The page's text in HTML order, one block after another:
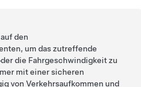
den
um das zutreffende
die Fahrgeschwindigkeit zu
mit einer sicheren
von Verkehrsaufkommen und